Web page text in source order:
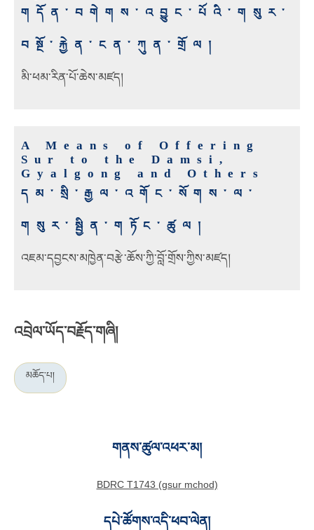
གདོན་བགེགས་འབྱུང་པོའི་གསུར་
བསྔོ་རྐྱེན་ངན་ཀུན་གྲོལ།
མི་ཕམ་རིན་པོ་ཆེས་མཛད།
A Means of Offering
Sur to the Damsi,
Gyalgong and Others
དམ་སྲི་རྒྱལ་འགོང་སོགས་ལ་
གསུར་སྦྱིན་གཏོང་ཚུལ།
འཇམ་དབྱངས་མཁྱེན་བརྩེ་ཆོས་ཀྱི་བློ་གྲོས་ཀྱིས་མཛད།
འབྲེལ་ཡོད་བརྗོད་གཞི།
མཆོད་པ།
གནས་ཚུལ་འཕར་མ།
BDRC T1743 (gsur mchod)
དཔེ་ཚོགས་འདི་ཕབ་ལེན།